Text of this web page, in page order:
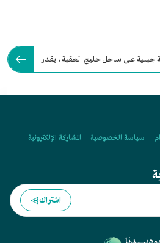
على ساحل خليج العقبة، يقدر
سياسة الخصوصية
المشاركة الإلكترونية
اشتراك